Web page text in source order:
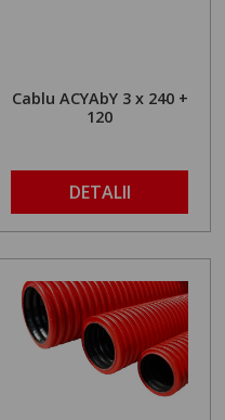
Cablu ACYAbY 3 x 240 +
120
DETALII